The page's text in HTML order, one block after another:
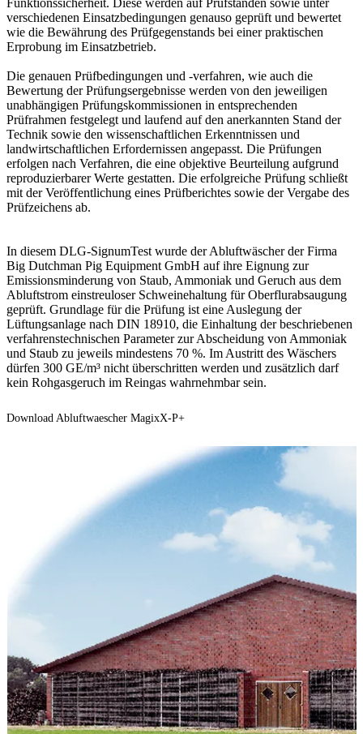
verschiedenen Einsatzbedingungen genauso geprüft und bewertet
wie die Bewährung des Prüfgegenstands bei einer praktischen
Erprobung im Einsatzbetrieb.
Die genauen Prüfbedingungen und -verfahren, wie auch die
Bewertung der Prüfungsergebnisse werden von den jeweiligen
unabhängigen Prüfungskommissionen in entsprechenden
Prüfrahmen festgelegt und laufend auf den anerkannten Stand der
Technik sowie den wissenschaftlichen Erkenntnissen und
landwirtschaftlichen Erfordernissen angepasst. Die Prüfungen
erfolgen nach Verfahren, die eine objektive Beurteilung aufgrund
reproduzierbarer Werte gestatten. Die erfolgreiche Prüfung schließt
mit der Veröffentlichung eines Prüfberichtes sowie der Vergabe des
Prüfzeichens ab.
In diesem DLG-SignumTest wurde der Abluftwäscher der Firma
Big Dutchman Pig Equipment GmbH auf ihre Eignung zur
Emissionsminderung von Staub, Ammoniak und Geruch aus dem
Abluftstrom einstreuloser Schweinehaltung für Oberflurabsaugung
geprüft. Grundlage für die Prüfung ist eine Auslegung der
Lüftungsanlage nach DIN 18910, die Einhaltung der beschriebenen
verfahrenstechnischen Parameter zur Abscheidung von Ammoniak
und Staub zu jeweils mindestens 70 %. Im Austritt des Wäschers
dürfen 300 GE/m³ nicht überschritten werden und zusätzlich darf
kein Rohgasgeruch im Reingas wahrnehmbar sein.
Download Abluftwaescher MagixX-P+